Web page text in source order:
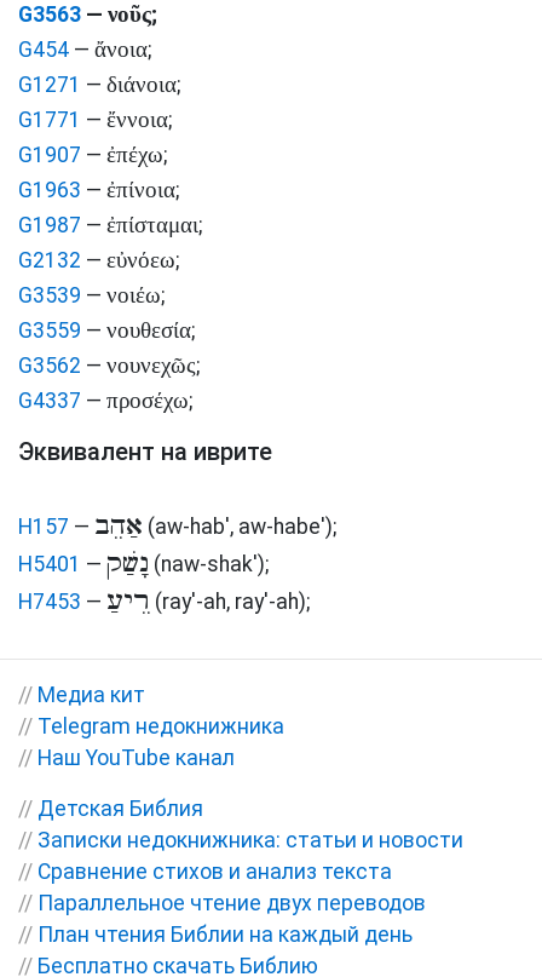
G3563 — νοῦς;
G454 — ἄνοια;
G1271 — διάνοια;
G1771 — ἔννοια;
G1907 — ἐπέχω;
G1963 — ἐπίνοια;
G1987 — ἐπίσταμαι;
G2132 — εὐνόεω;
G3539 — νοιέω;
G3559 — νουθεσία;
G3562 — νουνεχῶς;
G4337 — προσέχω;
Эквивалент на иврите
H157 — אַהֵב (aw-hab', aw-habe');
H5401 — נָשַׁק (naw-shak');
H7453 — רֵיעַ (ray'-ah, ray'-ah);
// Медиа кит
// Telegram недокнижника
// Наш YouTube канал
// Детская Библия
// Записки недокнижника: статьи и новости
// Сравнение стихов и анализ текста
// Параллельное чтение двух переводов
// План чтения Библии на каждый день
// Бесплатно скачать Библию